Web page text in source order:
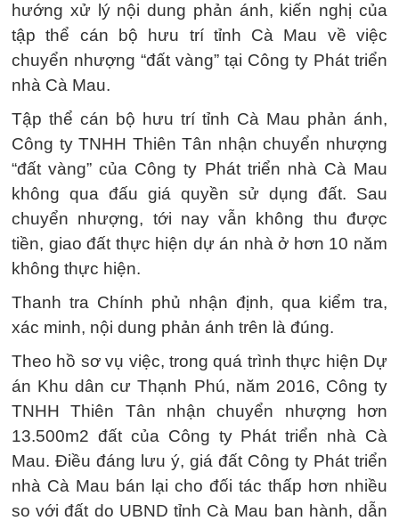
hướng xử lý nội dung phản ánh, kiến nghị của
tập thể cán bộ hưu trí tỉnh Cà Mau về việc
chuyển nhượng “đất vàng” tại Công ty Phát triển
nhà Cà Mau.
Tập thể cán bộ hưu trí tỉnh Cà Mau phản ánh,
Công ty TNHH Thiên Tân nhận chuyển nhượng
“đất vàng” của Công ty Phát triển nhà Cà Mau
không qua đấu giá quyền sử dụng đất. Sau
chuyển nhượng, tới nay vẫn không thu được
tiền, giao đất thực hiện dự án nhà ở hơn 10 năm
không thực hiện.
Thanh tra Chính phủ nhận định, qua kiểm tra,
xác minh, nội dung phản ánh trên là đúng.
Theo hồ sơ vụ việc, trong quá trình thực hiện Dự
án Khu dân cư Thạnh Phú, năm 2016, Công ty
TNHH Thiên Tân nhận chuyển nhượng hơn
13.500m2 đất của Công ty Phát triển nhà Cà
Mau. Điều đáng lưu ý, giá đất Công ty Phát triển
nhà Cà Mau bán lại cho đối tác thấp hơn nhiều
so với đất do UBND tỉnh Cà Mau ban hành, dẫn